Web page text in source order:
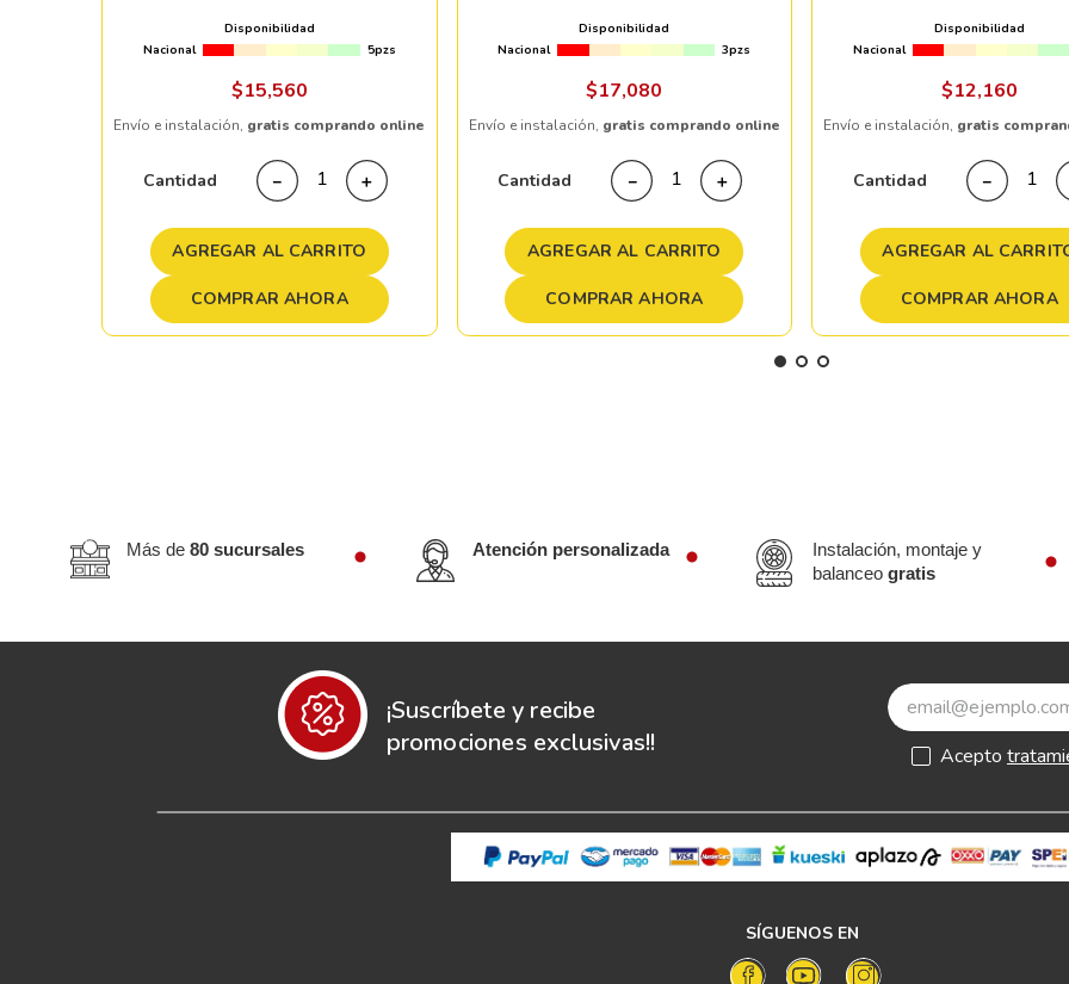
POLISH BARREL
Disponibilidad
Nacional
5pzs
$15,560
Envío e instalación, gratis comprando online
Cantidad ＋
－
AGREGAR AL CARRITO
COMPRAR AHORA
Disponibilidad
Nacional
3pzs
$17,080
Envío e instalación, gratis comprando online
Cantidad ＋
－
AGREGAR AL CARRITO
COMPRAR AHORA
Disponibilidad
Nacional
$12,160
Envío e instalación, gratis
Cantidad －
AGREGAR AL
COMPRAR AHORA
Más de 80 sucursales Atención personalizada
Instalación, montaje y
balanceogratis
¡Suscríbete y recibe
promociones exclusivas!!
Acepto
SÍGUENOS EN